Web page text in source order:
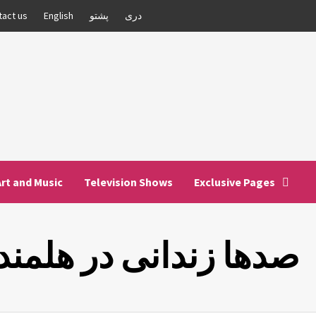
us English پشتو دری
and Music Television Shows Exclusive Pages
صدها زندانی در